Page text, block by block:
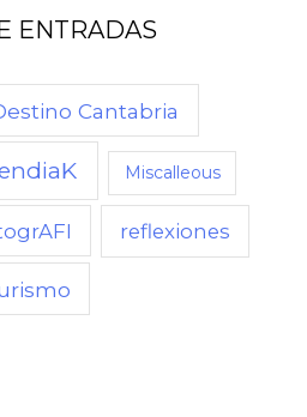
ENTRADAS
Cantabria
Miscalleous
reflexiones